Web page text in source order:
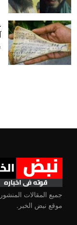
جميع المقالات
موقع نبض الخبر.